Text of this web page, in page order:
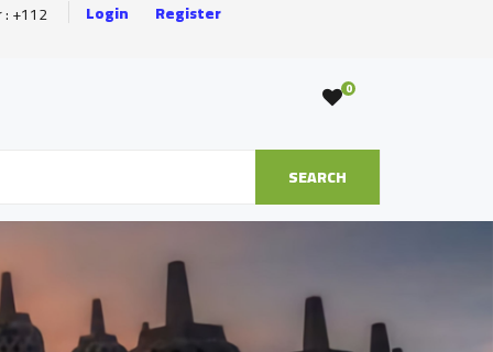
: +112 Login Register
0
SEARCH